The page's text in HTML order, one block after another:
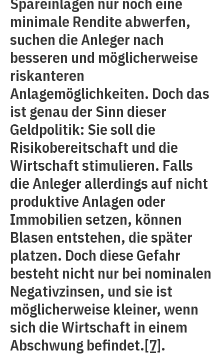
minimale Rendite abwerfen,
suchen die Anleger nach
besseren und möglicherweise
riskanteren
Anlagemöglichkeiten. Doch das
ist genau der Sinn dieser
Geldpolitik: Sie soll die
Risikobereitschaft und die
Wirtschaft stimulieren. Falls
die Anleger allerdings auf nicht
produktive Anlagen oder
Immobilien setzen, können
Blasen entstehen, die später
platzen. Doch diese Gefahr
besteht nicht nur bei nominalen
Negativzinsen, und sie ist
möglicherweise kleiner, wenn
sich die Wirtschaft in einem
Abschwung befindet.[7].